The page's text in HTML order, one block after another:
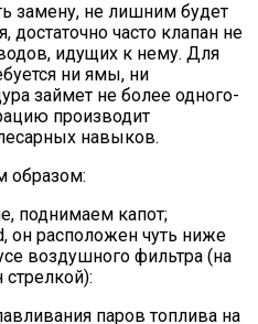
замену, не лишним будет
достаточно часто клапан не
идущих к нему. Для
ни ямы, ни
займет не более одного-
производит
навыков.
образом:
поднимаем капот;
он расположен чуть ниже
воздушного фильтра (на